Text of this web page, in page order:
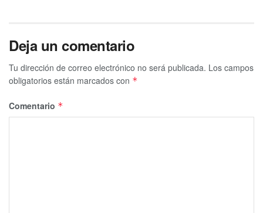
Deja un comentario
Tu dirección de correo electrónico no será publicada. Los campos
obligatorios están marcados con *
Comentario *